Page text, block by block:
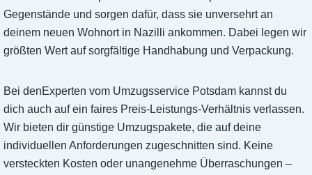
Gegenstände und sorgen dafür, dass sie unversehrt an
deinem neuen Wohnort in Nazilli ankommen. Dabei legen wir
größten Wert auf sorgfältige Handhabung und Verpackung.
Bei denExperten vom Umzugsservice Potsdam kannst du
dich auch auf ein faires Preis-Leistungs-Verhältnis verlassen.
Wir bieten dir günstige Umzugspakete, die auf deine
individuellen Anforderungen zugeschnitten sind. Keine
versteckten Kosten oder unangenehme Überraschungen –